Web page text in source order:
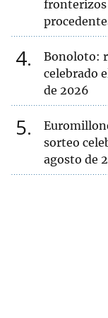
fronterizos
4
Bonoloto:
celebrado
de 2026
5
sorteo
agosto de